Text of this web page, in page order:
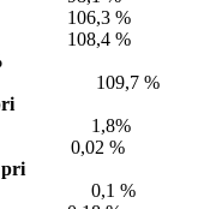
106,3 %
108,4 %
%
%
pri
%